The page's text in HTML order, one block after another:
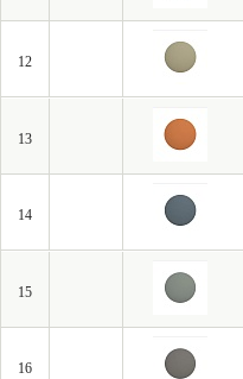
12
13
14
15
16